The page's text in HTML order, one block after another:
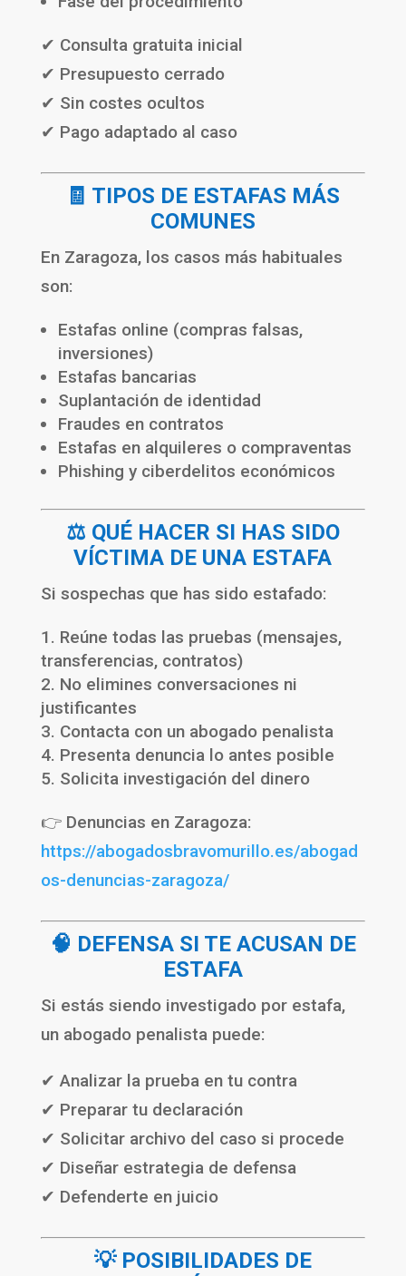
✔ Consulta gratuita inicial
✔ Presupuesto cerrado
✔ Sin costes ocultos
✔ Pago adaptado al caso
🧾 TIPOS DE ESTAFAS MÁS
COMUNES
En Zaragoza, los casos más habituales
son:
Estafas online (compras falsas,
inversiones)
Estafas bancarias
Suplantación de identidad
Fraudes en contratos
Estafas en alquileres o compraventas
Phishing y ciberdelitos económicos
⚖️ QUÉ HACER SI HAS SIDO
VÍCTIMA DE UNA ESTAFA
Si sospechas que has sido estafado:
Reúne todas las pruebas (mensajes,
transferencias, contratos)
No elimines conversaciones ni
justificantes
Contacta con un abogado penalista
Presenta denuncia lo antes posible
Solicita investigación del dinero
👉 Denuncias en Zaragoza:
https://abogadosbravomurillo.es/abogad
os-denuncias-zaragoza/
🧠 DEFENSA SI TE ACUSAN DE
ESTAFA
Si estás siendo investigado por estafa,
un abogado penalista puede:
✔ Analizar la prueba en tu contra
✔ Preparar tu declaración
✔ Solicitar archivo del caso si procede
✔ Diseñar estrategia de defensa
✔ Defenderte en juicio
💡 POSIBILIDADES DE